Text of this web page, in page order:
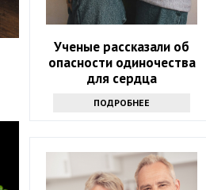
Ученые рассказали об
опасности одиночества
для сердца
ПОДРОБНЕЕ